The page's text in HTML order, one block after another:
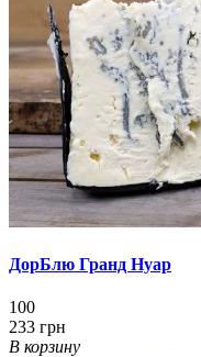
ДорБлю Гранд Нуар
100
233 грн
В корзину